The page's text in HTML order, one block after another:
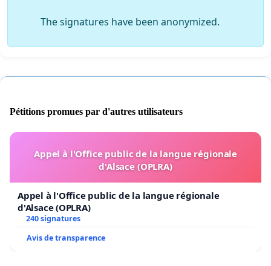
The signatures have been anonymized.
Pétitions promues par d'autres utilisateurs
Appel à l'Office public de la langue régionale
d'Alsace (OPLRA)
Appel à l'Office public de la langue régionale
d'Alsace (OPLRA)
240 signatures
Avis de transparence